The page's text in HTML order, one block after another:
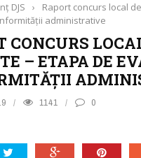
DJS ›
Raport concurs local
administrative
CONCURS
– ETAPA DE
1141 0